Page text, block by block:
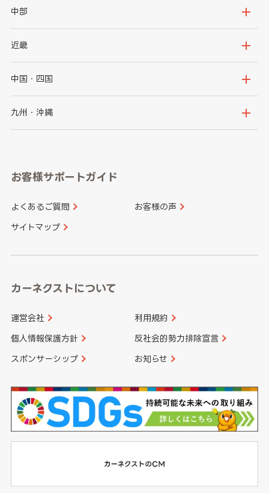
岩手県
秋田県
茨城県
群馬県
千葉県
神奈川県
中部
新潟県
石川県
山梨県
愛知県
近畿
大阪府
京都府
和歌山県
中国・四国
鳥取県
山口県
香川県 愛媛県
九州・沖縄
長崎県
大分県 宮崎県
お客様サポートガイド
よくあるご質問 お客様の声
サイトマップ
カーネクストについて
運営会社 利用規約
個人情報保護方針 反社会的勢力排除宣言
スポンサーシップ お知らせ